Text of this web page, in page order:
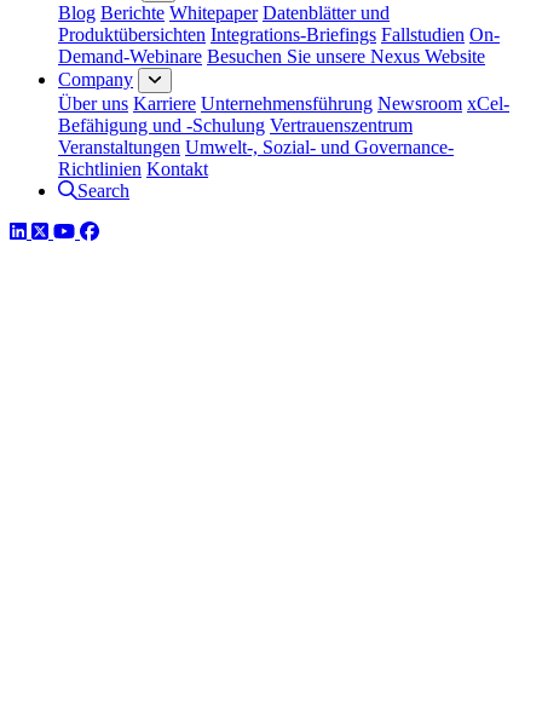
Blog Berichte Whitepaper Datenblätter und
Produktübersichten Integrations-Briefings Fallstudien On-
Demand-Webinare Besuchen Sie unsere Nexus Website
Company
Über uns Karriere Unternehmensführung Newsroom xCel-
Befähigung und -Schulung Vertrauenszentrum
Veranstaltungen Umwelt-, Sozial- und Governance-
Richtlinien Kontakt
Search
LinkedIn
TwitterYouTube
Facebook